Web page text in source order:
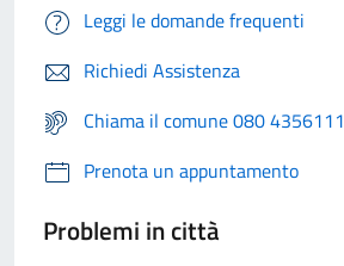
Leggi le domande frequenti
Richiedi Assistenza
Chiama il comune 080 4356111
Prenota un appuntamento
Problemi in città